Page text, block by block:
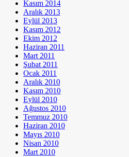
Kasım 2014
Aralık 2013
Eylül 2013
Kasım 2012
Ekim 2012
Haziran 2011
Mart 2011
Şubat 2011
Ocak 2011
Aralık 2010
Kasım 2010
Eylül 2010
Ağustos 2010
Temmuz 2010
Haziran 2010
Mayıs 2010
Nisan 2010
Mart 2010